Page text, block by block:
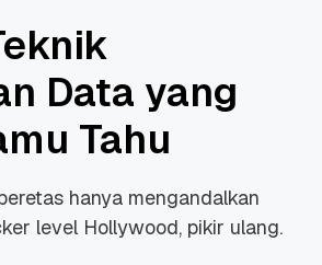
Data yang
Tahu
hanya mengandalkan
level Hollywood, pikir ulang.